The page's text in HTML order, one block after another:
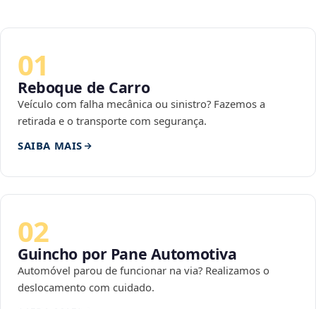
01
Reboque de Carro
Veículo com falha mecânica ou sinistro? Fazemos a
retirada e o transporte com segurança.
SAIBA MAIS
02
Guincho por Pane Automotiva
Automóvel parou de funcionar na via? Realizamos o
deslocamento com cuidado.